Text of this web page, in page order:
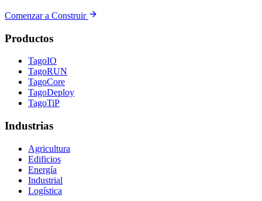
Comenzar a Construir
Productos
TagoIO
TagoRUN
TagoCore
TagoDeploy
TagoTiP
Industrias
Agricultura
Edificios
Energía
Industrial
Logística